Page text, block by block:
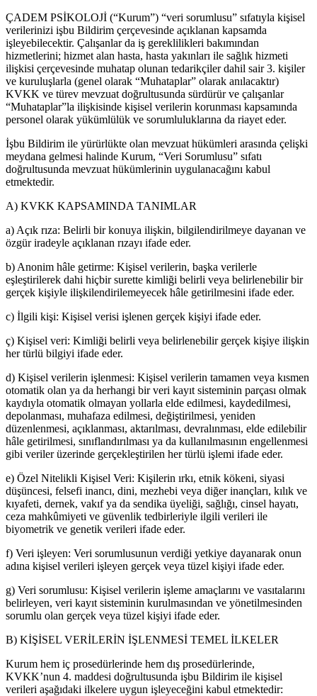
ÇADEM PSİKOLOJİ (“Kurum”) “veri sorumlusu” sıfatıyla kişisel
verilerinizi işbu Bildirim çerçevesinde açıklanan kapsamda
işleyebilecektir. Çalışanlar da iş gereklilikleri bakımından
hizmetlerini; hizmet alan hasta, hasta yakınları ile sağlık hizmeti
ilişkisi çerçevesinde muhatap olunan tedarikçiler dahil sair 3. kişiler
ve kuruluşlarla (genel olarak “Muhataplar” olarak anılacaktır)
KVKK ve türev mevzuat doğrultusunda sürdürür ve çalışanlar
“Muhataplar”la ilişkisinde kişisel verilerin korunması kapsamında
personel olarak yükümlülük ve sorumluluklarına da riayet eder.
İşbu Bildirim ile yürürlükte olan mevzuat hükümleri arasında çelişki
meydana gelmesi halinde Kurum, “Veri Sorumlusu” sıfatı
doğrultusunda mevzuat hükümlerinin uygulanacağını kabul
etmektedir.
A) KVKK KAPSAMINDA TANIMLAR
a) Açık rıza: Belirli bir konuya ilişkin, bilgilendirilmeye dayanan ve
özgür iradeyle açıklanan rızayı ifade eder.
b) Anonim hâle getirme: Kişisel verilerin, başka verilerle
eşleştirilerek dahi hiçbir surette kimliği belirli veya belirlenebilir bir
gerçek kişiyle ilişkilendirilemeyecek hâle getirilmesini ifade eder.
c) İlgili kişi: Kişisel verisi işlenen gerçek kişiyi ifade eder.
ç) Kişisel veri: Kimliği belirli veya belirlenebilir gerçek kişiye ilişkin
her türlü bilgiyi ifade eder.
d) Kişisel verilerin işlenmesi: Kişisel verilerin tamamen veya kısmen
otomatik olan ya da herhangi bir veri kayıt sisteminin parçası olmak
kaydıyla otomatik olmayan yollarla elde edilmesi, kaydedilmesi,
depolanması, muhafaza edilmesi, değiştirilmesi, yeniden
düzenlenmesi, açıklanması, aktarılması, devralınması, elde edilebilir
hâle getirilmesi, sınıflandırılması ya da kullanılmasının engellenmesi
gibi veriler üzerinde gerçekleştirilen her türlü işlemi ifade eder.
e) Özel Nitelikli Kişisel Veri: Kişilerin ırkı, etnik kökeni, siyasi
düşüncesi, felsefi inancı, dini, mezhebi veya diğer inançları, kılık ve
kıyafeti, dernek, vakıf ya da sendika üyeliği, sağlığı, cinsel hayatı,
ceza mahkûmiyeti ve güvenlik tedbirleriyle ilgili verileri ile
biyometrik ve genetik verileri ifade eder.
f) Veri işleyen: Veri sorumlusunun verdiği yetkiye dayanarak onun
adına kişisel verileri işleyen gerçek veya tüzel kişiyi ifade eder.
g) Veri sorumlusu: Kişisel verilerin işleme amaçlarını ve vasıtalarını
belirleyen, veri kayıt sisteminin kurulmasından ve yönetilmesinden
sorumlu olan gerçek veya tüzel kişiyi ifade eder.
B) KİŞİSEL VERİLERİN İŞLENMESİ TEMEL İLKELER
Kurum hem iç prosedürlerinde hem dış prosedürlerinde,
KVKK’nun 4. maddesi doğrultusunda işbu Bildirim ile kişisel
verileri aşağıdaki ilkelere uygun işleyeceğini kabul etmektedir: